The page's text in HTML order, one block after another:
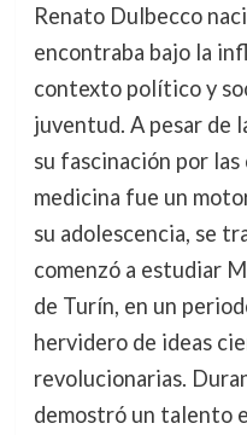
Renato Dulbecco
encontraba bajo la
contexto político y
juventud. A pesar de
su fascinación por
medicina fue un
su adolescencia, se
comenzó a estudiar
de Turín, en un
hervidero de ideas
revolucionarias.
demostró un talento